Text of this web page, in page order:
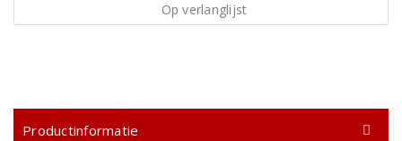
Op verlanglijst
Productinformatie